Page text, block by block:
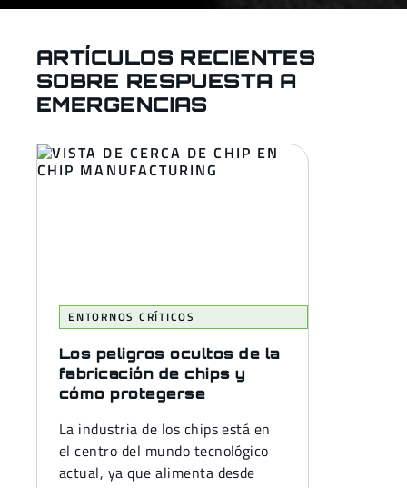
ARTÍCULOS RECIENTES
SOBRE RESPUESTA A
EMERGENCIAS
ENTORNOS CRÍTICOS
Los peligros ocultos de la
fabricación de chips y
cómo protegerse
La industria de los chips está en
el centro del mundo tecnológico
actual, ya que alimenta desde